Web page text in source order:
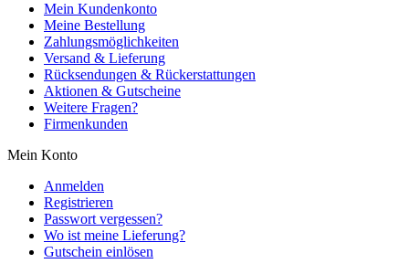
Mein Kundenkonto
Meine Bestellung
Zahlungsmöglichkeiten
Versand & Lieferung
Rücksendungen & Rückerstattungen
Aktionen & Gutscheine
Weitere Fragen?
Firmenkunden
Mein Konto
Anmelden
Registrieren
Passwort vergessen?
Wo ist meine Lieferung?
Gutschein einlösen